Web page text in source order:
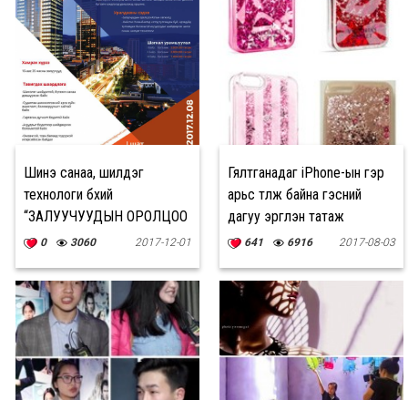
Шинэ санаа, шилдэг
технологи бүхий
“ЗАЛУУЧУУДЫН ОРОЛЦОО
ХОТЫН ХӨГЖИЛД”
0 3060 2017-12-01
Гялтганадаг iPhone-ын гэр
арьс түлж байна гэсний
дагуу эргүүлэн татаж
эхэлжээ
641 6916 2017-08-03